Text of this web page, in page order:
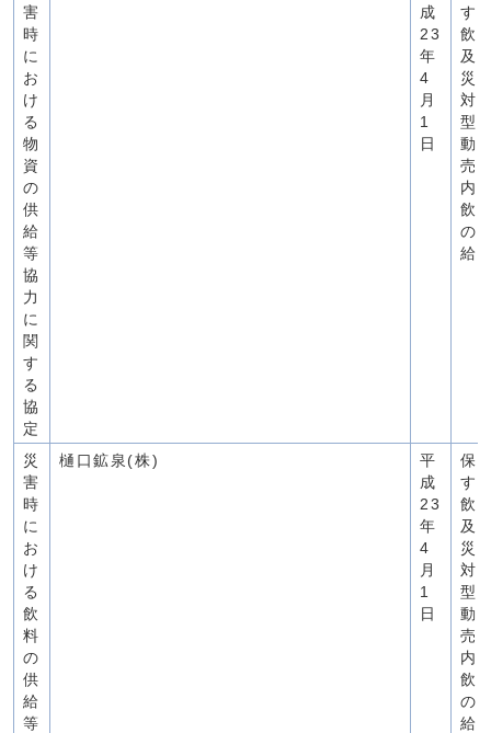
害
時
に
お
け
る
物
資
の
供
給
等
協
力
に
関
す
る
協
定
成
23
年
4
月
1
日
す
飲
及
災
対
型
動
売
内
飲
の
給
災
害
時
に
お
け
る
飲
料
の
供
給
等
樋口鉱泉(株)
平
成
23
年
4
月
1
日
保
す
飲
及
災
対
型
動
売
内
飲
の
給